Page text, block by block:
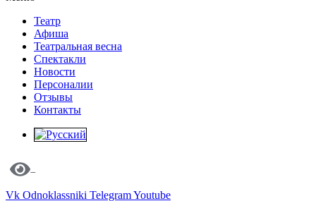
Театр
Афиша
Театральная весна
Спектакли
Новости
Персоналии
Отзывы
Контакты
Vk Odnoklassniki TelegramYoutube